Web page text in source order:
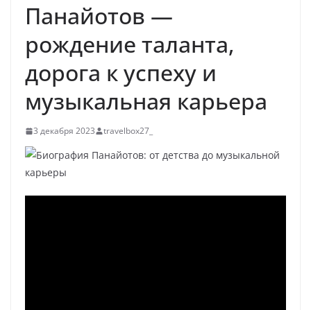
Панайотов —
рождение таланта,
дорога к успеху и
музыкальная карьера
3 декабря 2023 travelbox27_